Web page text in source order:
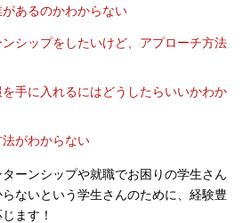
あるのかわからない
シップをしたいけど、アプローチ方法
手に入れるにはどうしたらいいかわか
がわからない
ターンシップや就職でお困りの学生さん
ないという学生さんのために、経験豊
ます！